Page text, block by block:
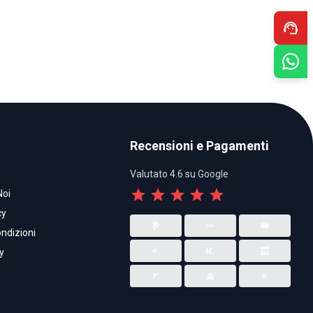
Recensioni e Pagamenti
Valutato 4.6 su Google
star star star star star
support_agent